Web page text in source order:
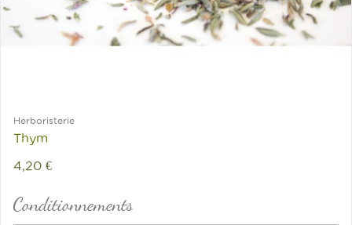
Herboristerie
Thym
4,20 €
Conditionnements